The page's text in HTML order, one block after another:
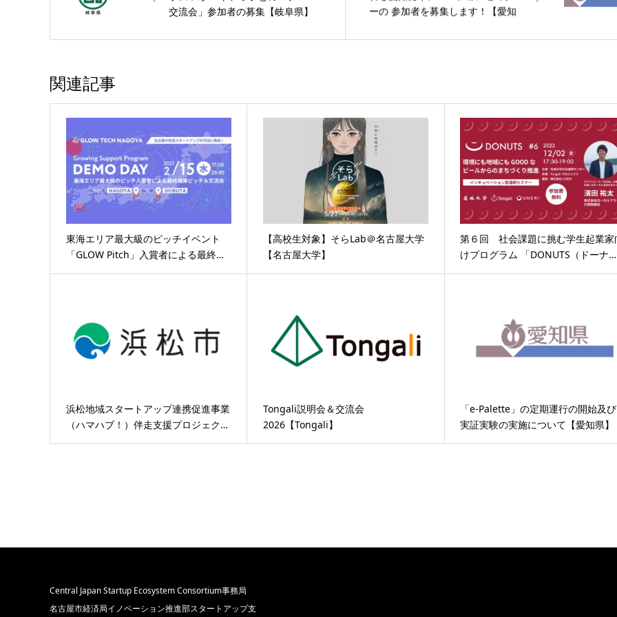
交流会」参加者の募集【岐阜県】
ーの 参加者を募集します！【愛知
関連記事
東海エリア最大級のピッチイベント
「GLOW Pitch」入賞者による最終…
【高校生対象】そらLab＠名古屋大学
【名古屋大学】
第６回 社会課題に挑む学生起業家
けプログラム 「DONUTS（ドーナ…
浜松地域スタートアップ連携促進事業
（ハマハブ！）伴走支援プロジェク…
Tongali説明会＆交流会
2026【Tongali】
「e-Palette」の定期運行の開始及び
実証実験の実施について【愛知県】
Central Japan Startup Ecosystem Consortium事務局
名古屋市経済局イノベーション推進部スタートアップ支